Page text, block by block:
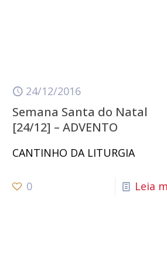
24/12/2016
Semana Santa do Natal
[24/12] – ADVENTO
CANTINHO DA LITURGIA
0 Leia